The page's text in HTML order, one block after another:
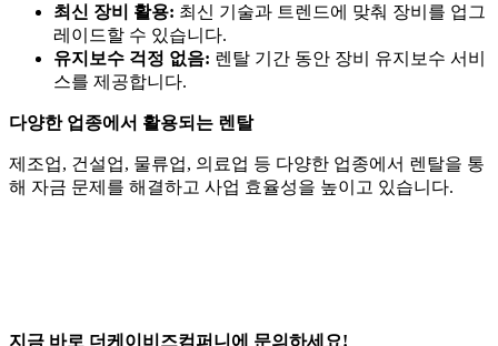
최신 장비 활용: 최신 기술과 트렌드에 맞춰 장비를 업그
레이드할 수 있습니다.
유지보수 걱정 없음: 렌탈 기간 동안 장비 유지보수 서비
스를 제공합니다.
다양한 업종에서 활용되는 렌탈
제조업, 건설업, 물류업, 의료업 등 다양한 업종에서 렌탈을 통
해 자금 문제를 해결하고 사업 효율성을 높이고 있습니다.
지금 바로 더케이비즈컴퍼니에 문의하세요!